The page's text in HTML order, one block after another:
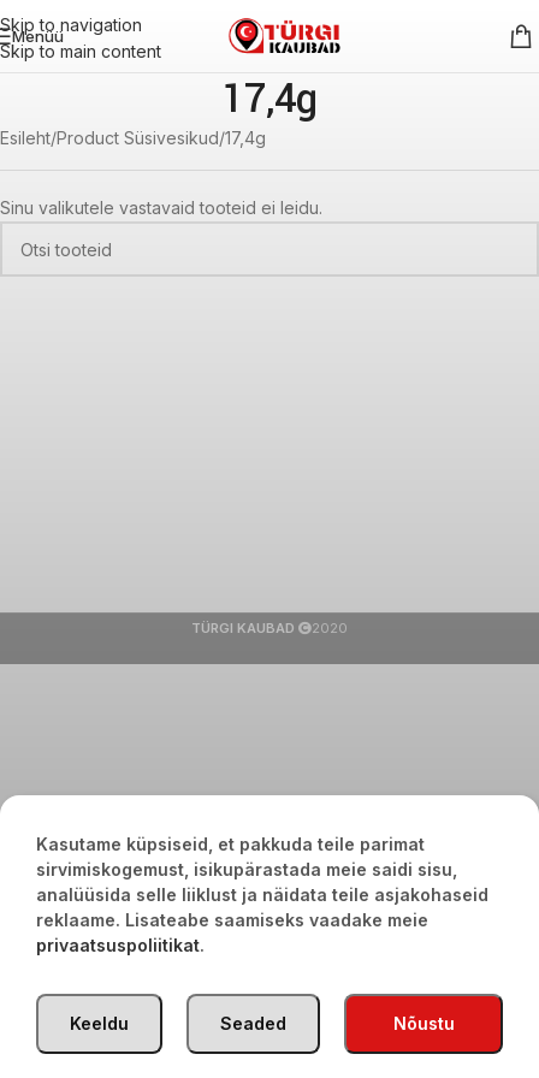
Skip to navigation
Skip to main content
Menüü
17,4g
Esileht Product Süsivesikud 17,4g
Sinu valikutele vastavaid tooteid ei leidu.
TÜRGI KAUBAD 2020
Kasutame küpsiseid, et pakkuda teile parimat
sirvimiskogemust, isikupärastada meie saidi sisu,
analüüsida selle liiklust ja näidata teile asjakohaseid
reklaame. Lisateabe saamiseks vaadake meie
privaatsuspoliitikat.
Nõustu
Seaded
Keeldu